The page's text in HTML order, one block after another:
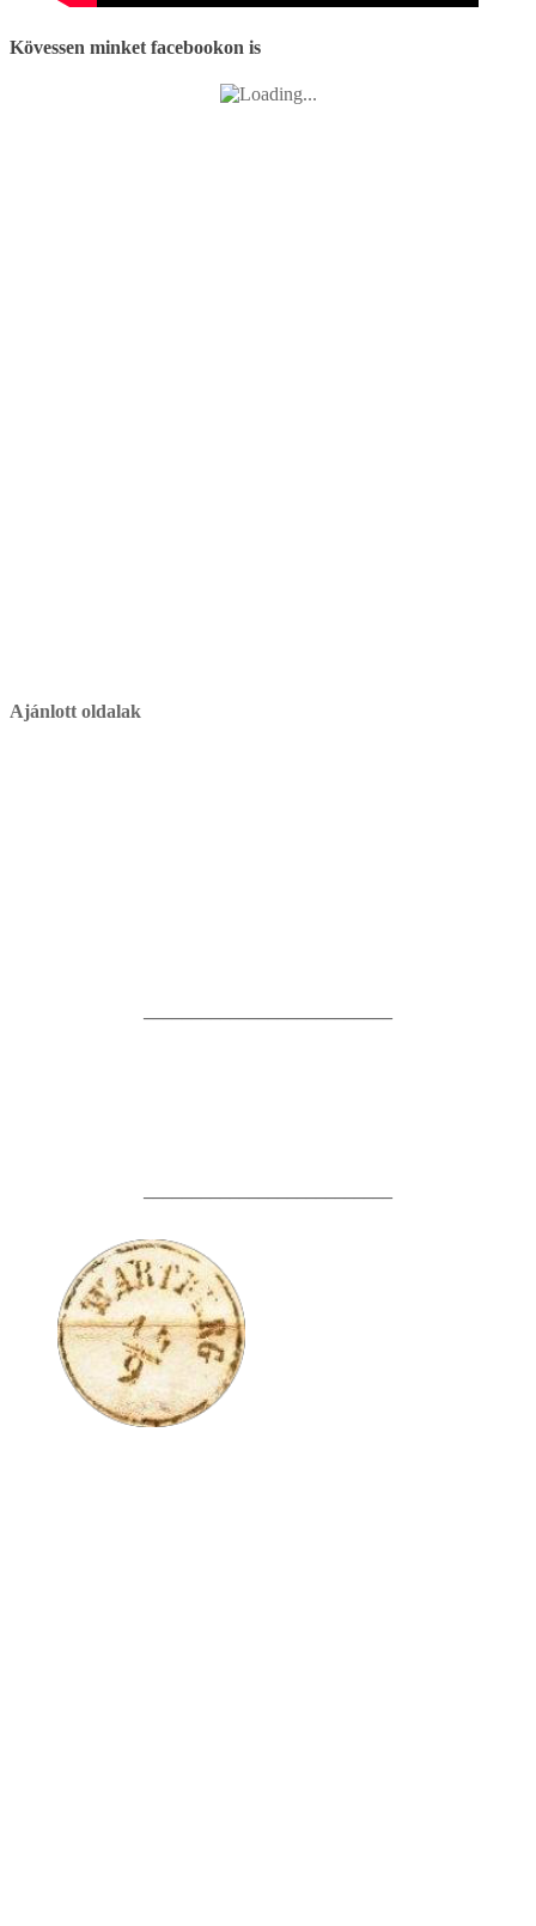
Kövessen minket facebookon is
Ajánlott oldalak